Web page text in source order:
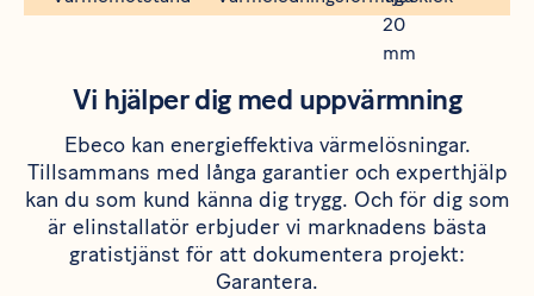
Vi hjälper dig med uppvärmning
Ebeco kan energieffektiva värmelösningar.
Tillsammans med långa garantier och experthjälp
kan du som kund känna dig trygg. Och för dig som
är elinstallatör erbjuder vi marknadens bästa
gratistjänst för att dokumentera projekt:
Garantera.